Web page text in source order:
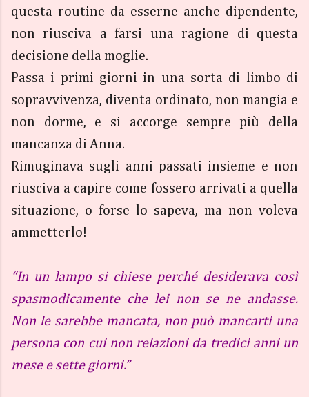
questa routine da esserne anche dipendente,
non riusciva a farsi una ragione di questa
decisione della moglie.
Passa i primi giorni in una sorta di limbo di
sopravvivenza, diventa ordinato, non mangia e
non dorme, e si accorge sempre più della
mancanza di Anna.
Rimuginava sugli anni passati insieme e non
riusciva a capire come fossero arrivati a quella
situazione, o forse lo sapeva, ma non voleva
ammetterlo!
“In un lampo si chiese perché desiderava così
spasmodicamente che lei non se ne andasse.
Non le sarebbe mancata, non può mancarti una
persona con cui non relazioni da tredici anni un
mese e sette giorni.”